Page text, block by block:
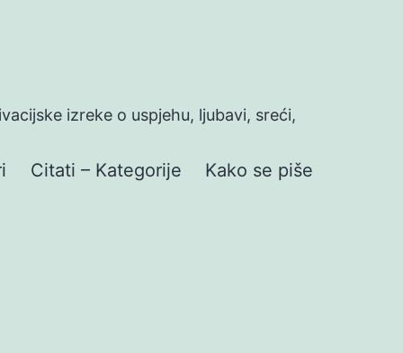
izreke o uspjehu, ljubavi, sreći,
Citati – Kategorije Kako se piše